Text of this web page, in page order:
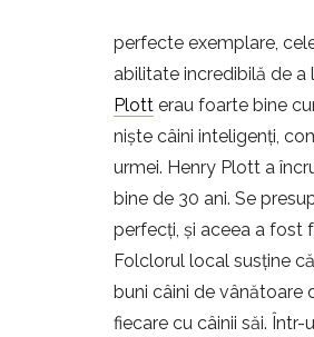
perfecte exemplare,
abilitate incredibilă de a
Plott erau foarte bine
niște câini inteligenți,
urmei. Henry Plott a
bine de 30 ani. Se
perfecți, și aceea a fost
Folclorul local susține
buni câini de vânătoare
fiecare cu câinii săi.